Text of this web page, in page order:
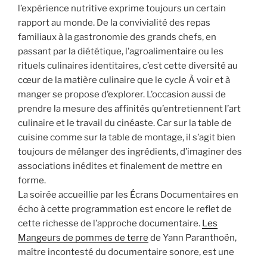
l’expérience nutritive exprime toujours un certain
rapport au monde. De la convivialité des repas
familiaux à la gastronomie des grands chefs, en
passant par la diététique, l’agroalimentaire ou les
rituels culinaires identitaires, c’est cette diversité au
cœur de la matière culinaire que le cycle À voir et à
manger se propose d’explorer. L’occasion aussi de
prendre la mesure des affinités qu’entretiennent l’art
culinaire et le travail du cinéaste. Car sur la table de
cuisine comme sur la table de montage, il s’agit bien
toujours de mélanger des ingrédients, d’imaginer des
associations inédites et finalement de mettre en
forme.
La soirée accueillie par les Écrans Documentaires en
écho à cette programmation est encore le reflet de
cette richesse de l’approche documentaire. Les
Mangeurs de pommes de terre de Yann Paranthoën,
maître incontesté du documentaire sonore, est une